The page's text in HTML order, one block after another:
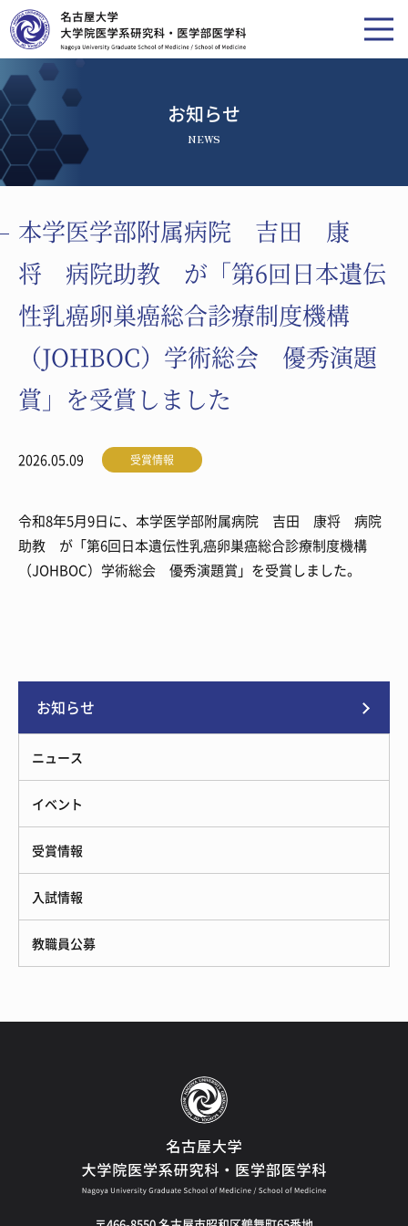
お知らせ
NEWS
本学医学部附属病院 吉田 康
将 病院助教 が「第6回日本遺伝
性乳癌卵巣癌総合診療制度機構
（JOHBOC）学術総会 優秀演題
賞」を受賞しました
2026.05.09 受賞情報
令和8年5月9日に、本学医学部附属病院 吉田 康将 病院
助教 が「第6回日本遺伝性乳癌卵巣癌総合診療制度機構
（JOHBOC）学術総会 優秀演題賞」を受賞しました。
お知らせ
ニュース
イベント
受賞情報
入試情報
教職員公募